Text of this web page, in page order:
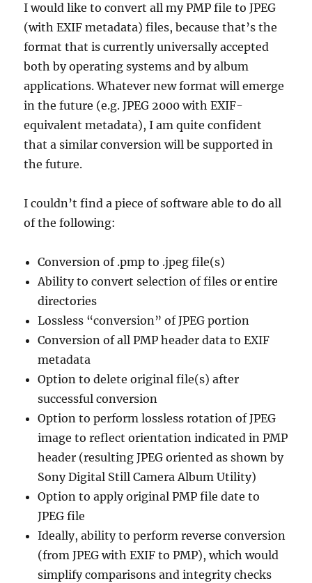
I would like to convert all my PMP file to JPEG
(with EXIF metadata) files, because that’s the
format that is currently universally accepted
both by operating systems and by album
applications. Whatever new format will emerge
in the future (e.g. JPEG 2000 with EXIF-
equivalent metadata), I am quite confident
that a similar conversion will be supported in
the future.
I couldn’t find a piece of software able to do all
of the following:
Conversion of .pmp to .jpeg file(s)
Ability to convert selection of files or entire
directories
Lossless “conversion” of JPEG portion
Conversion of all PMP header data to EXIF
metadata
Option to delete original file(s) after
successful conversion
Option to perform lossless rotation of JPEG
image to reflect orientation indicated in PMP
header (resulting JPEG oriented as shown by
Sony Digital Still Camera Album Utility)
Option to apply original PMP file date to
JPEG file
Ideally, ability to perform reverse conversion
(from JPEG with EXIF to PMP), which would
simplify comparisons and integrity checks